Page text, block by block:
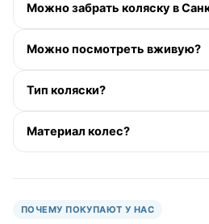
Можно забрать коляску в
Можно посмотреть вживую?
Тип коляски?
Материал колес?
ПОЧЕМУ ПОКУПАЮТ У НАС